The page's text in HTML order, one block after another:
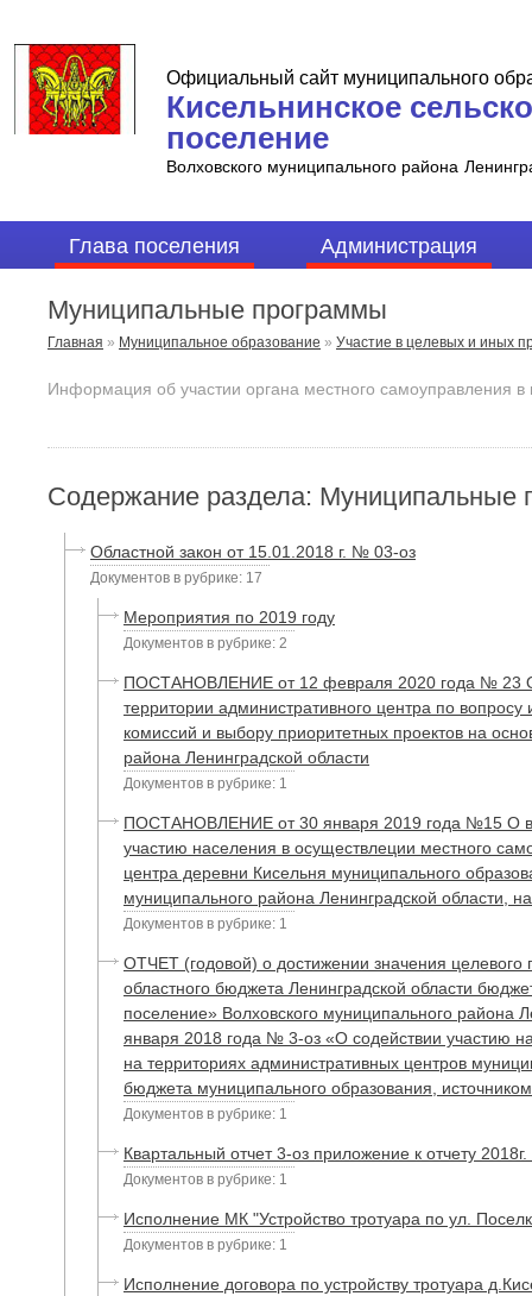
Официальный сайт муниципального
Кисельнинское
поселение
Волховского муниципального района
Глава поселения Администрация
Муниципальные программы
Главная » Муниципальное образование » Участие в целевых и иных
Информация об участии органа местного самоуправления
Содержание раздела: Муниципальные
Областной закон от 15.01.2018 г. № 03-оз
Документов в рубрике: 17
Мероприятия по 2019 году
Документов в рубрике: 2
ПОСТАНОВЛЕНИЕ от 12 февраля 2020 года № 23 О
территории административного центра по
комиссий и выбору приоритетных проектов на
района Ленинградской области
Документов в рубрике: 1
ПОСТАНОВЛЕНИЕ от 30 января 2019 года №15 О
участию населения в осуществлеции местного
центра деревни Кисельня муниципального
муниципального района Ленинградской области,
Документов в рубрике: 1
ОТЧЕТ (годовой) о достижении значения целевого
областного бюджета Ленинградской области
поселение» Волховского муниципального района
января 2018 года № 3-оз «О содействии участию
на территориях административных центров
бюджета муниципального образования,
Документов в рубрике: 1
Квартальный отчет 3-оз приложение к отчету
Документов в рубрике: 1
Исполнение МК "Устройство тротуара по ул.
Документов в рубрике: 1
Исполнение договора по устройству тротуара